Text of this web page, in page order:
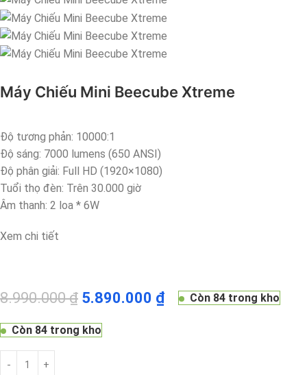
Máy Chiếu Mini Beecube Xtreme
Độ tương phản: 10000:1
Độ sáng: 7000 lumens (650 ANSI)
Độ phân giải: Full HD (1920×1080)
Tuổi thọ đèn: Trên 30.000 giờ
Âm thanh: 2 loa * 6W
Xem chi tiết
8.990.000₫ 5.890.000 ₫ Còn 84 trong kho
Còn 84 trong kho